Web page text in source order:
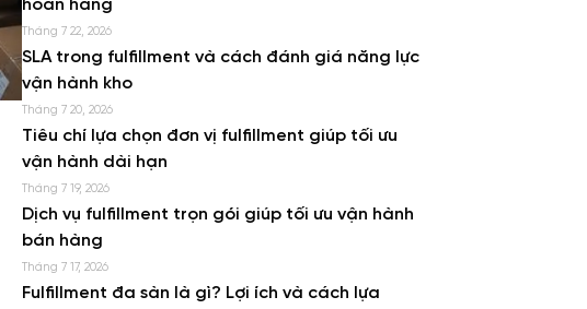
hoàn hàng
Tháng 7 22, 2026
SLA trong fulfillment và cách đánh giá năng lực
vận hành kho
Tháng 7 20, 2026
Tiêu chí lựa chọn đơn vị fulfillment giúp tối ưu
vận hành dài hạn
Tháng 7 19, 2026
Dịch vụ fulfillment trọn gói giúp tối ưu vận hành
bán hàng
Tháng 7 17, 2026
Fulfillment đa sàn là gì? Lợi ích và cách lựa